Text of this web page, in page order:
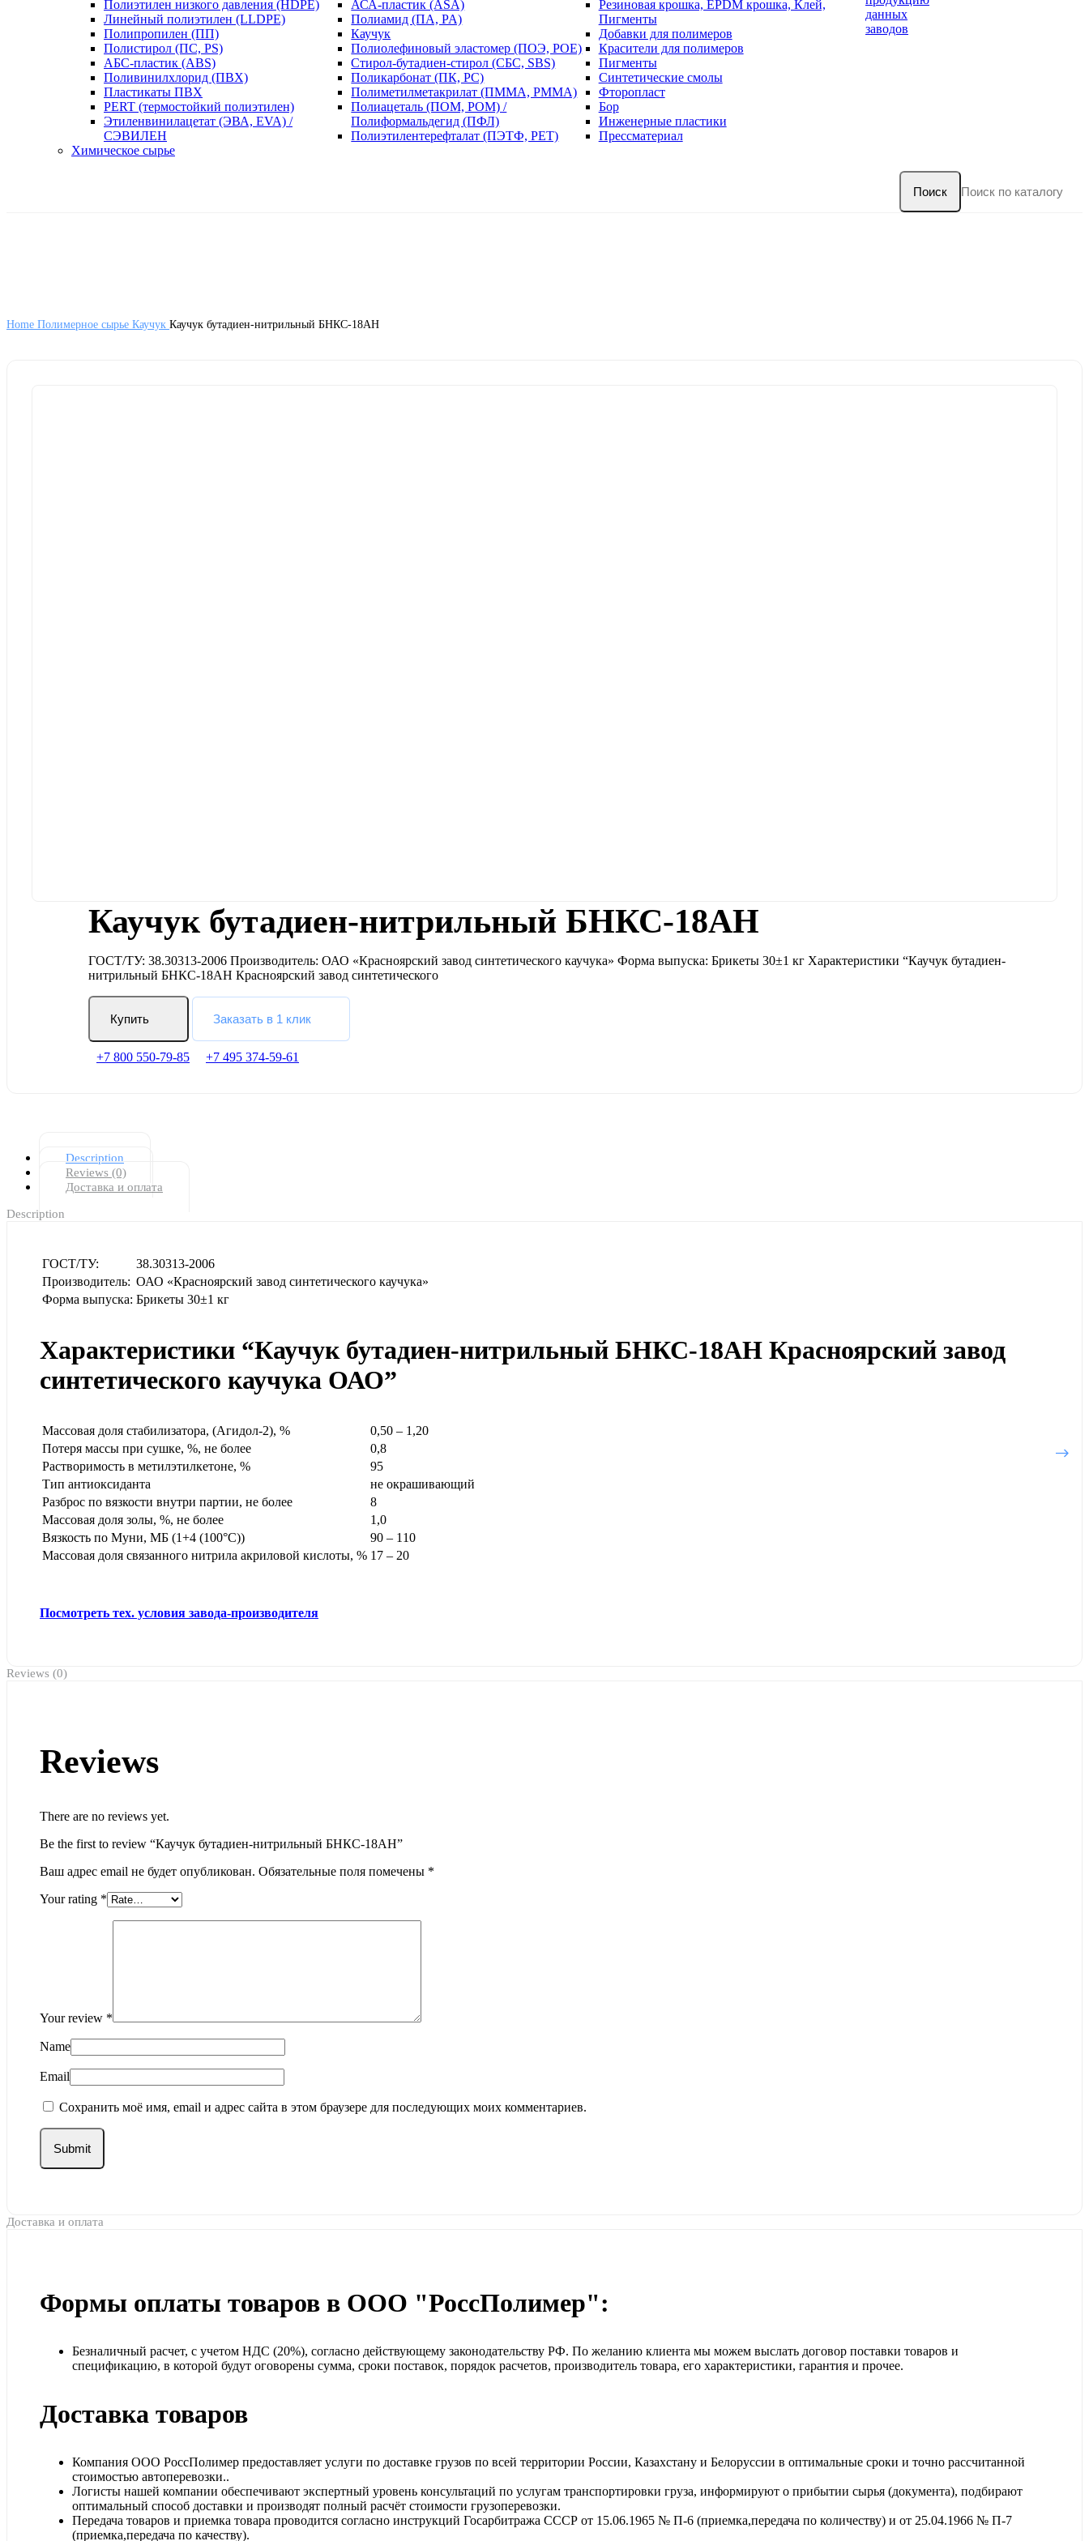
Полиэтилен низкого давления (HDPE)
Линейный полиэтилен (LLDPE)
Полипропилен (ПП)
Полистирол (ПС, PS)
АБС-пластик (ABS)
Поливинилхлорид (ПВХ)
Пластикаты ПВХ
PERT (термостойкий полиэтилен)
Этиленвинилацетат (ЭВА, EVA) /
СЭВИЛЕН
АСА-пластик (ASA)
Полиамид (ПА, PA)
Каучук
Полиолефиновый эластомер (ПОЭ, POE)
Стирол-бутадиен-стирол (СБС, SBS)
Поликарбонат (ПК, PC)
Полиметилметакрилат (ПММА, PMMA)
Полиацеталь (ПОМ, POM) /
Полиформальдегид (ПФЛ)
Полиэтилентерефталат (ПЭТФ, PET)
Резиновая крошка, EPDM крошка, Клей,
Пигменты
Добавки для полимеров
Красители для полимеров
Пигменты
Синтетические смолы
Фторопласт
Бор
Инженерные пластики
Прессматериал
Химическое сырье
данных
заводов
Поиск
Home Полимерное сырье Каучук Каучук бутадиен-нитрильный БНКС-18АН
Каучук бутадиен-нитрильный БНКС-18АН
ГОСТ/ТУ: 38.30313-2006 Производитель: ОАО «Красноярский завод синтетического каучука» Форма выпуска: Брикеты 30±1 кг Характеристики “Каучук бутадиен-
нитрильный БНКС-18АН Красноярский завод синтетического
Купить Заказать в 1 клик
+7 800 550-79-85 +7 495 374-59-61
Description
Reviews (0)
Доставка и оплата
Description
ГОСТ/ТУ:
38.30313-2006
Производитель: ОАО «Красноярский завод синтетического каучука»
Форма выпуска: Брикеты 30±1 кг
Характеристики “Каучук бутадиен-нитрильный БНКС-18АН Красноярский завод
синтетического каучука ОАО”
Массовая доля стабилизатора, (Агидол-2), %
0,50 – 1,20
Потеря массы при сушке, %, не более
0,8
Растворимость в метилэтилкетоне, %
95
Тип антиоксиданта
не окрашивающий
Разброс по вязкости внутри партии, не более
8
Массовая доля золы, %, не более
1,0
Вязкость по Муни, МБ (1+4 (100°С))
90 – 110
Массовая доля связанного нитрила акриловой кислоты, % 17 – 20
Посмотреть тех. условия завода-производителя
Reviews (0)
Reviews
There are no reviews yet.
Be the first to review “Каучук бутадиен-нитрильный БНКС-18АН”
Ваш адрес email не будет опубликован. Обязательные поля помечены *
Your rating *
Your review *
Name
Email
Сохранить моё имя, email и адрес сайта в этом браузере для последующих моих комментариев.
Доставка и оплата
Формы оплаты товаров в ООО "РоссПолимер":
Безналичный расчет, с учетом НДС (20%), согласно действующему законодательству РФ. По желанию клиента мы можем выслать договор поставки товаров и
спецификацию, в которой будут оговорены сумма, сроки поставок, порядок расчетов, производитель товара, его характеристики, гарантия и прочее.
Доставка товаров
Компания ООО РоссПолимер предоставляет услуги по доставке грузов по всей территории России, Казахстану и Белоруссии в оптимальные сроки и точно рассчитанной
стоимостью автоперевозки..
Логисты нашей компании обеспечивают экспертный уровень консультаций по услугам транспортировки груза, информируют о прибытии сырья (документа), подбирают
оптимальный способ доставки и производят полный расчёт стоимости грузоперевозки.
Передача товаров и приемка товара проводится согласно инструкций Госарбитража СССР от 15.06.1965 № П-6 (приемка,передача по количеству) и от 25.04.1966 № П-7
(приемка,передача по качеству).